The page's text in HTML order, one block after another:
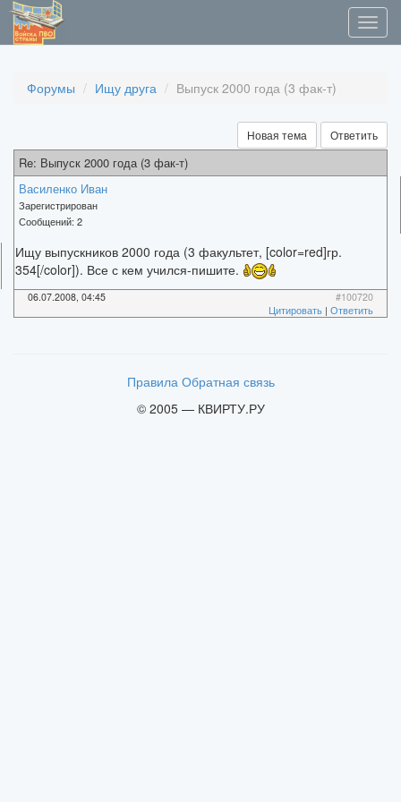
Форумы Ищу друга Выпуск 2000 года (3 фак-т)
Новая тема Ответить
Re: Выпуск 2000 года (3 фак-т)
Василенко Иван
Зарегистрирован
Сообщений: 2
Ищу выпускников 2000 года (3 факультет, [color=red]гр.
354[/color]). Все с кем учился-пишите.
06.07.2008, 04:45
#100720
Цитировать | Ответить
Правила Обратная связь
© 2005 — КВИРТУ.РУ